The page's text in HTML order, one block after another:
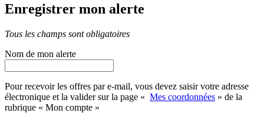
Enregistrer mon alerte
Tous les champs sont obligatoires
Nom de mon alerte
Pour recevoir les offres par e-mail, vous devez saisir votre adresse
électronique et la valider sur la page « Mes coordonnées » de la
rubrique « Mon compte »